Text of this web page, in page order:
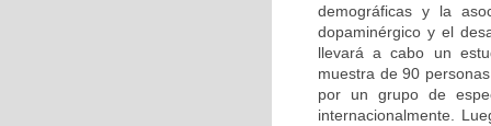
demográficas y la
dopaminérgico y el
llevará a cabo un
muestra de 90
por un grupo de
internacionalmente.